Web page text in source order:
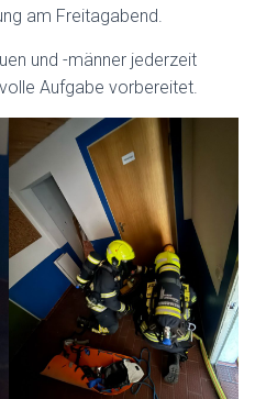
am Freitagabend.
und -männer jederzeit
Aufgabe vorbereitet.